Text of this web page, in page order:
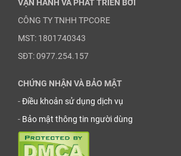
VẬN HÀNH VÀ PHÁT TRIỂN BỞI
CÔNG TY TNHH TPCORE
MST: 1801740343
SĐT: 0977.254.157
CHỨNG NHẬN VÀ BẢO MẬT
-Điều khoản sử dụng dịch vụ
- Bảo mật thông tin người dùng